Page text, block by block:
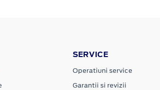
SERVICE
Operatiuni service
Garantii si revizii